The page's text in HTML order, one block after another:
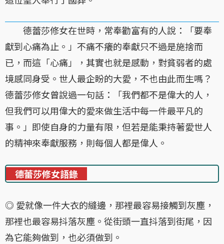
德蕾莎修女在世時，常奉勸富有的人說：「要奉
獻到心痛為止。」不痛不癢的奉獻只不過是施捨而
已，而這「心痛」，其實也就是感動，對貧弱者的處
境感同身受。世人最企盼的大愛，不也由此而生嗎？
德蕾莎修女曾說過一句話：「我們都不是偉大的人，
但我們可以用偉大的愛來做生活中每一件最平凡的
事。」即使自身的力量有限，但若是能秉持著愛世人
的精神來奉獻服務，則每個人都是偉人。
德蕾莎修女語錄
◎ 愛就像一件大衣的縫邊，那裡最容易接觸到灰塵，
那裡也最容易抖落灰塵。從街頭一直抖落到街尾，因
為它能夠做到，也必須做到。